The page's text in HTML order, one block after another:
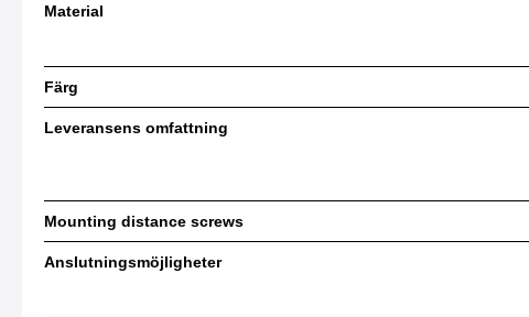
Material
Färg
Leveransens omfattning
Mounting distance screws
Anslutningsmöjligheter